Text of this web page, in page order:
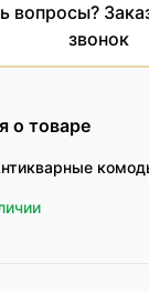
вопросы?
звонок
о товаре